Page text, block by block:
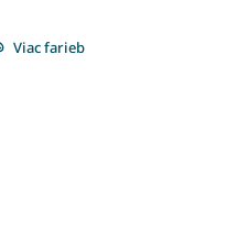
Viac farieb